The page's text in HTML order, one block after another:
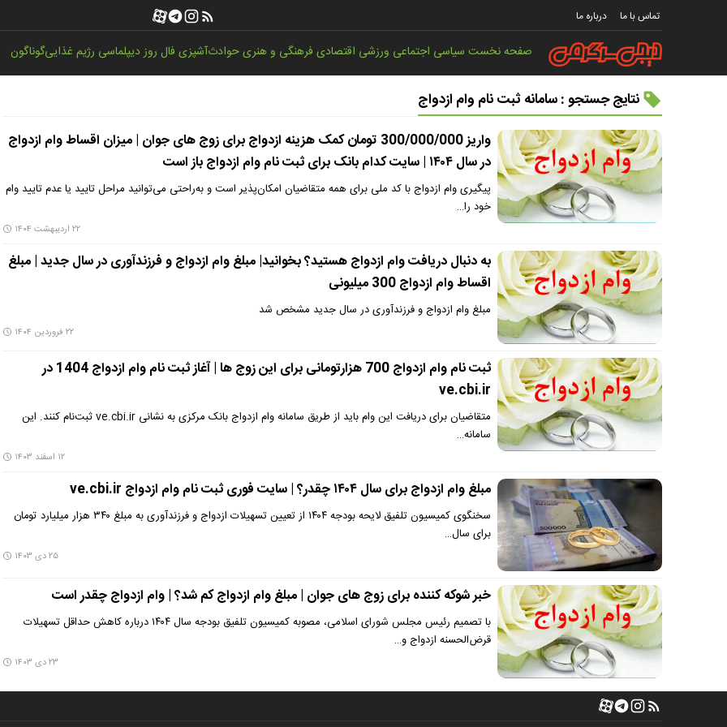
تماس با ما درباره ما
صفحه نخستسیاسی اجتماعی ورزشی اقتصادیفرهنگی و هنریحوادثآشپزیفال روزدیپلماسی رژیم غذاییگوناگون
نتایج جستجو : سامانه ثبت نام وام ازدواج
واریز 300/000/000 تومان کمک هزینه ازدواج برای زوج های جوان | میزان اقساط وام ازدواج
در سال ۱۴۰۴ | سایت کدام بانک برای ثبت نام وام ازدواج باز است
پیگیری وام ازدواج با کد ملی برای همه متقاضیان امکان‌پذیر است و به‌راحتی می‌توانید مراحل تایید یا عدم تایید وام
خود را…
۲۲ اردیبهشت ۱۴۰۴
به دنبال دریافت وام ازدواج هستید؟ بخوانید| مبلغ وام ازدواج و فرزندآوری در سال جدید | مبلغ
اقساط وام ازدواج 300 میلیونی
مبلغ وام ازدواج و فرزندآوری در سال جدید مشخص شد
۲۲ فروردین ۱۴۰۴
ثبت نام وام ازدواج 700 هزارتومانی برای این زوج ها | آغاز ثبت‌ نام وام ازدواج 1404 در
ve.cbi.ir
متقاضیان برای دریافت این وام باید از طریق سامانه وام ازدواج بانک مرکزی به نشانی ve.cbi.ir ثبت‌نام کنند. این
سامانه…
۱۲ اسفند ۱۴۰۳
مبلغ وام ازدواج برای سال ۱۴۰۴ چقدر؟ | سایت فوری ثبت نام وام ازدواج ve.cbi.ir
سخنگوی کمیسیون تلفیق لایحه بودجه ۱۴۰۴ از تعیین تسهیلات ازدواج و فرزندآوری به مبلغ ۳۴۰ هزار میلیارد تومان
برای سال…
۲۵ دی ۱۴۰۳
خبر شوکه کننده برای زوج های جوان | مبلغ وام ازدواج کم شد؟ | وام ازدواج چقدر است
با تصمیم رئیس مجلس شورای اسلامی، مصوبه کمیسیون تلفیق بودجه سال ۱۴۰۴ درباره کاهش حداقل تسهیلات
قرض‌الحسنه ازدواج و…
۲۳ دی ۱۴۰۳